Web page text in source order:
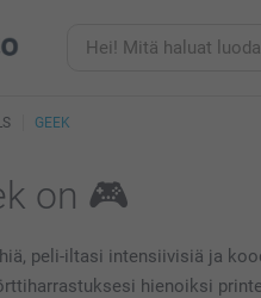
GEEK
on 🎮
peli-iltasi intensiivisiä ja
hienoiksi